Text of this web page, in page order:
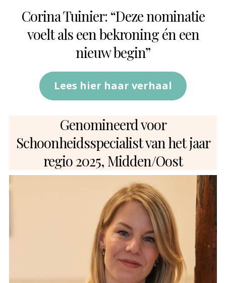
Corina Tuinier: “Deze nominatie
voelt als een bekroning én een
nieuw begin”
Lees hier haar verhaal
Genomineerd voor
Schoonheidsspecialist van het jaar
regio 2025, Midden/Oost